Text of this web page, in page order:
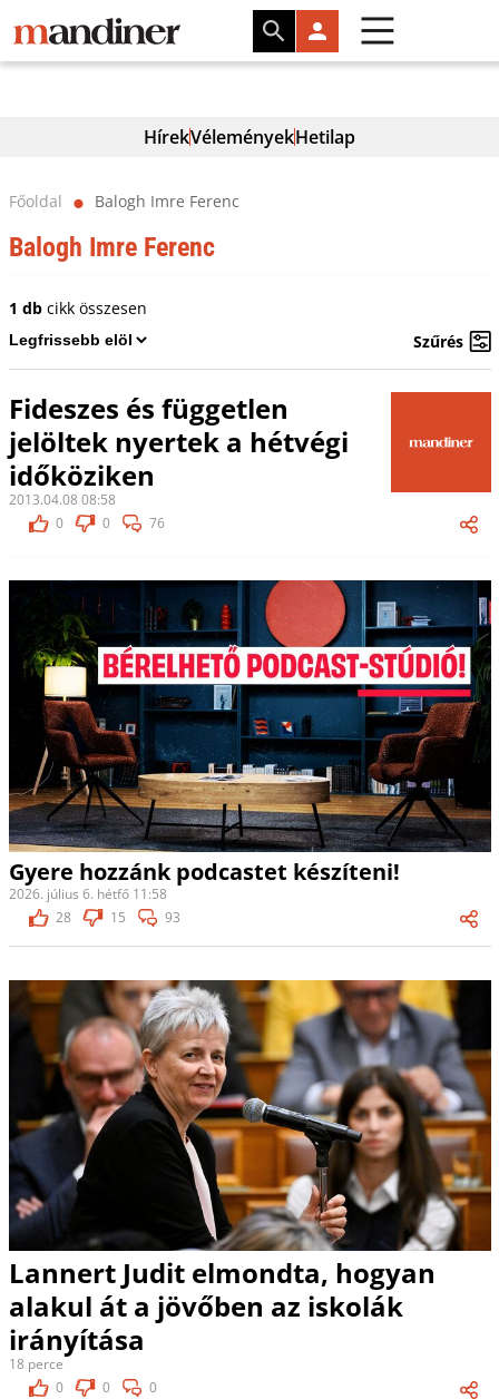
HírekVéleményekHetilap
Főoldal ⬤ Balogh Imre Ferenc
Balogh Imre Ferenc
1 dbcikk összesen
Szűrés
Fideszes és független
jelöltek nyertek a hétvégi
időköziken
2013.04.08 08:58
0
0 76
Gyere hozzánk podcastet készíteni!
2026. július 6. hétfő 11:58
28
15 93
Lannert Judit elmondta, hogyan
alakul át a jövőben az iskolák
irányítása
18 perce
0
0 0